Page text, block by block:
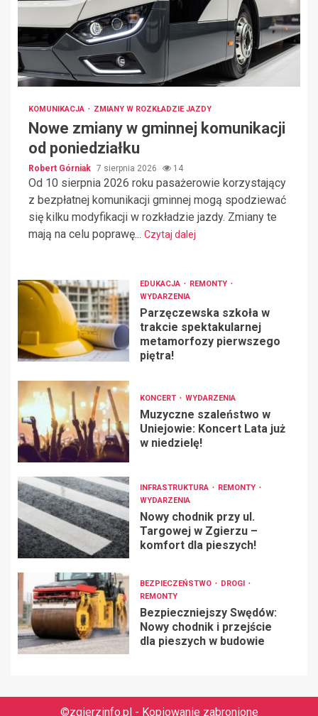
KOMUNIKACJA ZMIANY W ROZKŁADZIE JAZDY
Nowe zmiany w gminnej komunikacji
od poniedziałku
Robert Górniak 7 sierpnia 2026 14
Od 10 sierpnia 2026 roku pasażerowie korzystający
z bezpłatnej komunikacji gminnej mogą spodziewać
się kilku modyfikacji w rozkładzie jazdy. Zmiany te
mają na celu poprawę... Czytaj dalej
EDUKACJA
REMONTY
WYDARZENIA
Parzęczewska szkoła w
trakcie spektakularnej
metamorfozy pierwszego
piętra!
KONCERT WYDARZENIA
Muzyczne szaleństwo w
Uniejowie: Koncert Lata już
w niedzielę!
INFRASTRUKTURA
REMONTY
WYDARZENIA
Nowy chodnik przy ul.
Targowej w Zgierzu –
komfort dla pieszych!
BEZPIECZEŃSTWO
DROGI
REMONTY
Bezpieczniejszy Swędów:
Nowy chodnik i przejście
dla pieszych w budowie
©zgierzinfo.pl - Kopiowanie zabronione